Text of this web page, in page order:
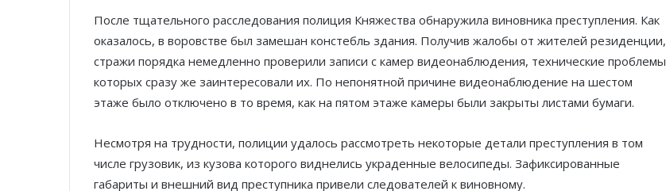
После тщательного расследования полиция Княжества обнаружила виновника преступления. Как
оказалось, в воровстве был замешан констебль здания. Получив жалобы от жителей резиденции,
стражи порядка немедленно проверили записи с камер видеонаблюдения, технические проблемы
которых сразу же заинтересовали их. По непонятной причине видеонаблюдение на шестом
этаже было отключено в то время, как на пятом этаже камеры были закрыты листами бумаги.
Несмотря на трудности, полиции удалось рассмотреть некоторые детали преступления в том
числе грузовик, из кузова которого виднелись украденные велосипеды. Зафиксированные
габариты и внешний вид преступника привели следователей к виновному.